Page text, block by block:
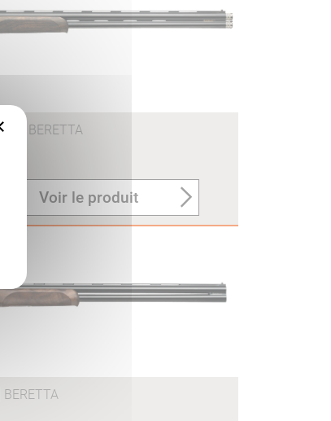
BERETTA
Voir le produit
BERETTA